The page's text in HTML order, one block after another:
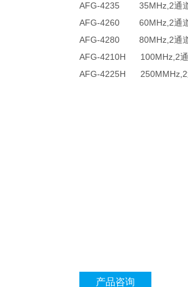
AFG-4235 35MHz,2通道
AFG-4260 60MHz,2通道
AFG-4280 80MHz,2通道
AFG-4210H 100MHz,2通
AFG-4225H 250MMHz,2
产品咨询